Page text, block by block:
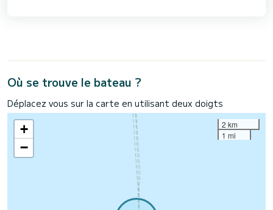
Où se trouve le bateau ?
Déplacez vous sur la carte en utilisant deux doigts
+
−
2 km
1 mi